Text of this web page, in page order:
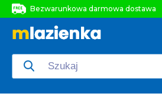
Bezwarunkowa darmowa dostawa
Bezwarunkowa darmowa dostawa